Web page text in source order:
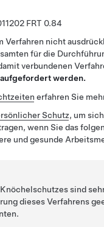
0.84
Verfahren nicht
für die
verbundenen
werden.
erfahren Sie
Schutz, um
wenn Sie das
und gesunde
sind
dieses Verfahrens